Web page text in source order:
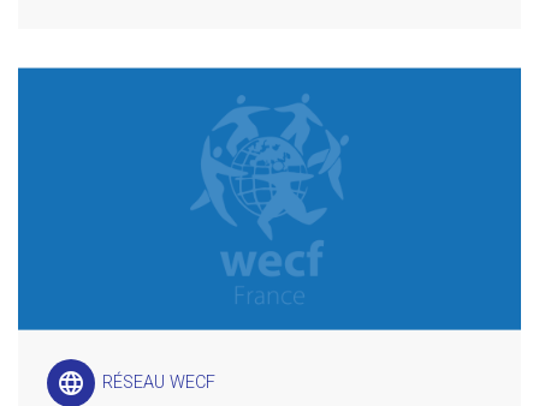
language RÉSEAU WECF